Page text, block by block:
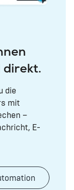
direkt.
die
mit
–
E-